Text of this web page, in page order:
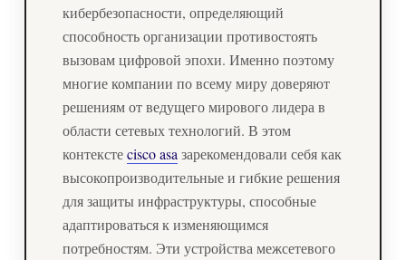
кибербезопасности, определяющий
способность организации противостоять
вызовам цифровой эпохи. Именно поэтому
многие компании по всему миру доверяют
решениям от ведущего мирового лидера в
области сетевых технологий. В этом
контекстеcisco asa зарекомендовали себя как
высокопроизводительные и гибкие решения
для защиты инфраструктуры, способные
адаптироваться к изменяющимся
потребностям. Эти устройства межсетевого